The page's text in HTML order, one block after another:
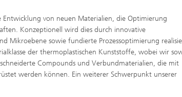
Entwicklung von neuen Materialien, die Optimierung
Konzeptionell wird dies durch innovative
Mikroebene sowie fundierte Prozessoptimierung
der thermoplastischen Kunststoffe, wobei wir
Compounds und Verbundmaterialien, die mit
werden können. Ein weiterer Schwerpunkt unserer